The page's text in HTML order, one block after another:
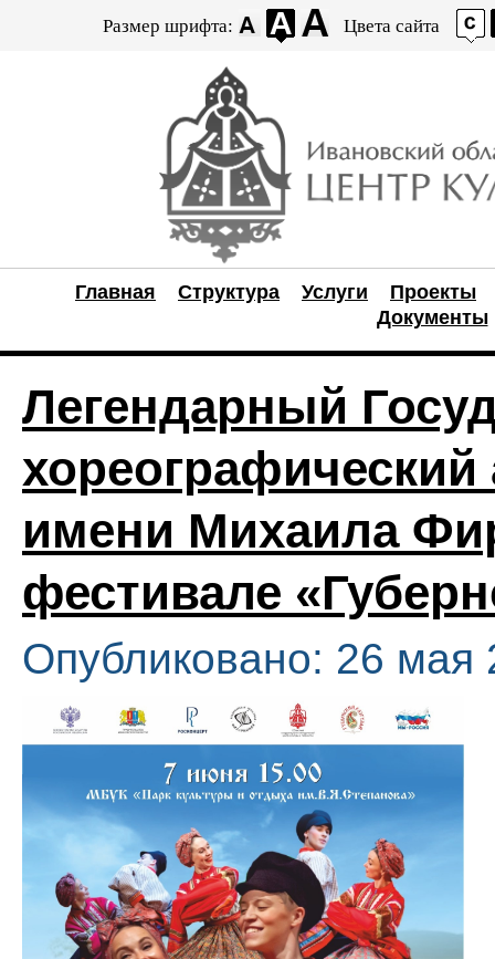
Размер шрифта: Цвета сайта
Главная Структура Услуги
Проекты
Документы
Легендарный
имени Михаила
фестивале
Опубликовано: 26 мая